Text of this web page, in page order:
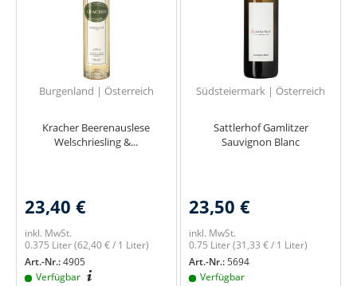
Burgenland | Österreich
Kracher Beerenauslese
Welschriesling &...
23,40 €
inkl. MwSt.
0.375 Liter(62,40 € / 1 Liter)
Art.-Nr.:4905
Verfügbar
Südsteiermark | Österreich
Sattlerhof Gamlitzer
Sauvignon Blanc
23,50 €
inkl. MwSt.
0.75 Liter(31,33 € / 1 Liter)
Art.-Nr.:5694
Verfügbar